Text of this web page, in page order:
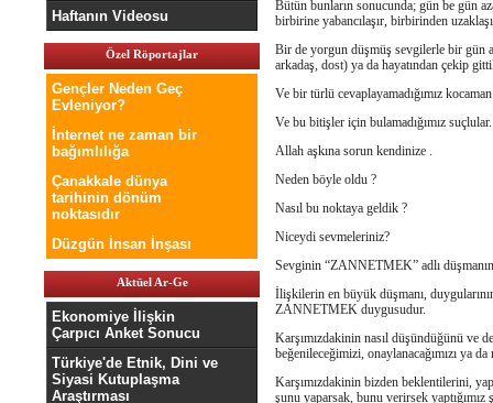
Haftanın Videosu
Özel Röportajlar
Gençler Neden Geç
Evleniyor?
İnternet ne zaman bir
bağımlılığa
Çanakkale dünya
tarihinin dönüm
noktasıdır
Düzgün İnsan İnşası
Aktüel Ar-Ge
Ekonomiye İlişkin
Çarpıcı Anket Sonucu
Türkiye'de Etnik, Dini ve
Siyasi Kutuplaşma
Araştırması
Bütün bunların sonucunda; gün be gün
birbirine yabancılaşır, birbirinden
Bir de yorgun düşmüş sevgilerle bir gün
arkadaş, dost) ya da hayatından çekip
Ve bir türlü cevaplayamadığımız
Ve bu bitişler için bulamadığımız
Allah aşkına sorun kendinize .
Neden böyle oldu ?
Nasıl bu noktaya geldik ?
Niceydi sevmeleriniz?
Sevginin “ZANNETMEK” adlı
İlişkilerin en büyük düşmanı,
ZANNETMEK duygusudur.
Karşımızdakinin nasıl düşündüğünü ve
beğenileceğimizi, onaylanacağımızı ya
Karşımızdakinin bizden beklentilerini,
şunu yaparsak, bunu verirsek